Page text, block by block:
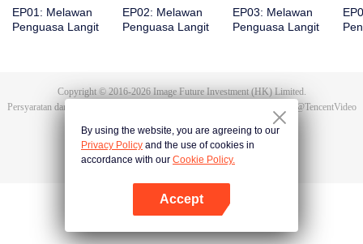
EP01: Melawan
Penguasa Langit
EP02: Melawan
Penguasa Langit
EP03: Melawan
Penguasa Langit
Copyright © 2016-2026Image Future Investment (HK) Limited.
Persyaratan dan Ketentuan
@TencentVideo
By using the website, you are agreeing to our
Privacy Policy and the use of cookies in
accordance with our Cookie Policy.
Accept